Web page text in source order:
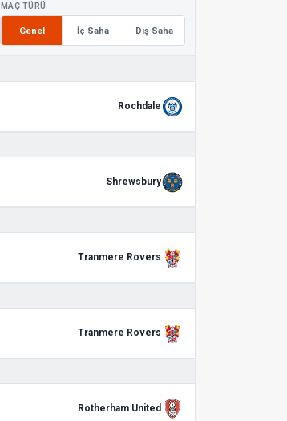
MAÇ TÜRÜ
Genel İç Saha Dış Saha
Rochdale
Shrewsbury
Tranmere Rovers
Tranmere Rovers
Rotherham United